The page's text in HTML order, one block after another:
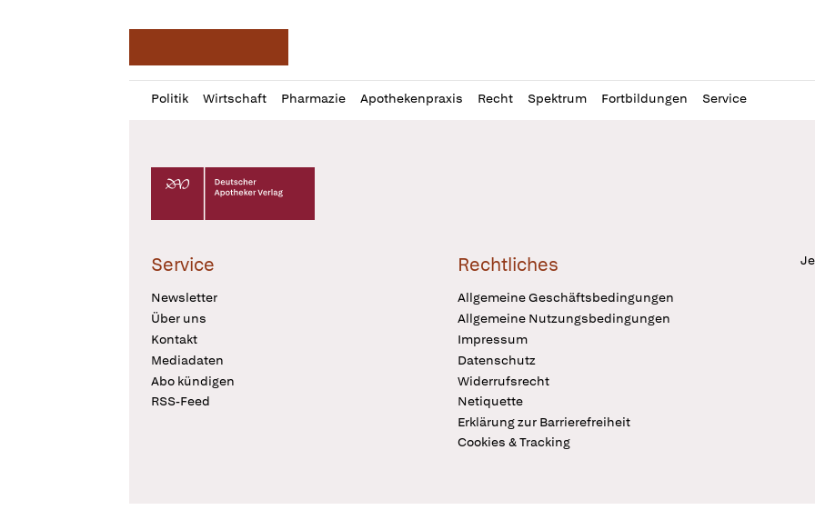
Politik Wirtschaft Pharmazie Apothekenpraxis Recht Spektrum Fortbildungen Service
Profil
öffnen
Daz
Pur
Deutscher Apotheker Verlag Logo
Service
Newsletter
Über uns
Kontakt
Mediadaten
Abo kündigen
RSS-Feed
Rechtliches
Allgemeine Geschäftsbedingungen
Allgemeine Nutzungsbedingungen
Impressum
Datenschutz
Widerrufsrecht
Netiquette
Erklärung zur Barrierefreiheit
Cookies & Tracking